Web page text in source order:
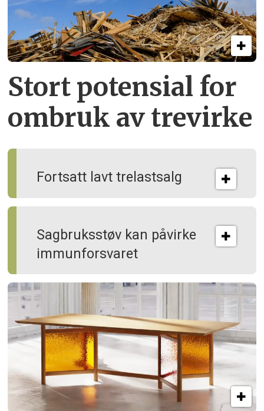
Stort potensial for
ombruk av tre­virke
Fortsatt lavt trelastsalg
Sagbruksstøv kan på­virke
immun­forsvaret